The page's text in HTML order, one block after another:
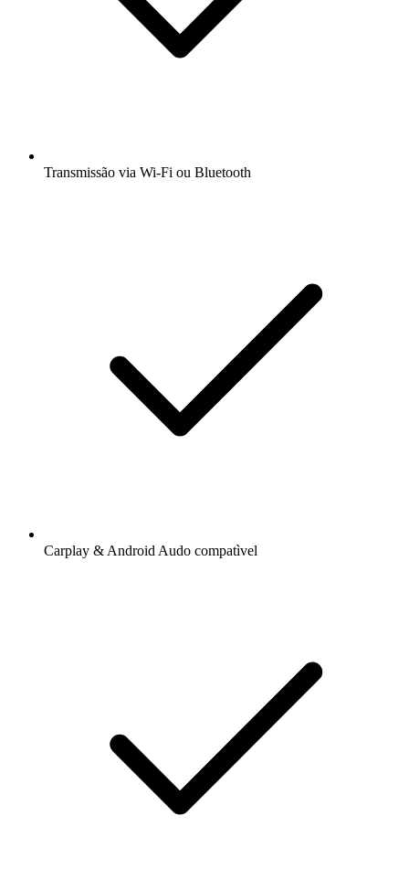
Transmissão via Wi-Fi ou Bluetooth
Carplay & Android Audo compatìvel